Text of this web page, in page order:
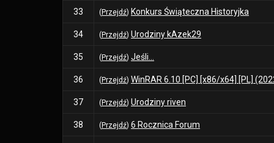
33 ( Przejdź) Konkurs Świąteczna Historyjka
34 ( Przejdź) Urodziny kAzek29
35 ( Przejdź) Jeśli...
36 ( Przejdź) WinRAR 6.10 [PC] [x86/x64] [PL]
37 ( Przejdź) Urodziny riven
38 ( Przejdź) 6 Rocznica Forum